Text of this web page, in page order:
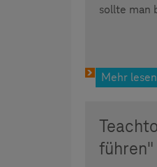
sollte man
Mehr lesen
führen"